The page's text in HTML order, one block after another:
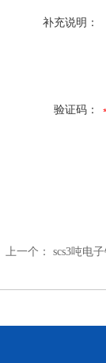
补充说明：
验证码：
上一个： scs3吨电